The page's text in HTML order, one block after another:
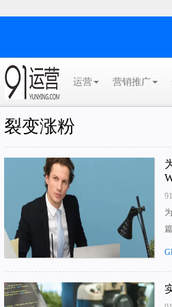
运营 营销推广
裂变涨粉